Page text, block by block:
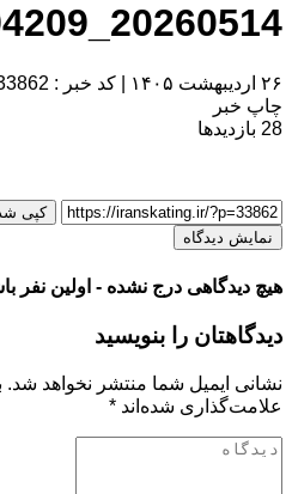
20260514_094209
۲۶ اردیبهشت ۱۴۰۵ کد خبر : 33862
چاپ خبر
28 بازدیدها
کپی
نمایش دیدگاه
هیچ دیدگاهی درج نشده - اولین نفر
دیدگاهتان را بنویسید
نشانی ایمیل شما منتشر نخواهد شد.
علامت‌گذاری شده‌اند *